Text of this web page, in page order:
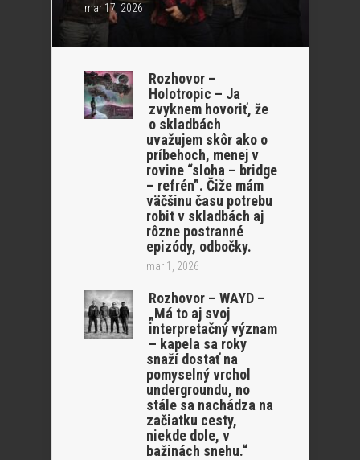
mar 17, 2026
Rozhovor –
Holotropic – Ja
zvyknem hovoriť, že
o skladbách
uvažujem skôr ako o
príbehoch, menej v
rovine “sloha – bridge
– refrén”. Čiže mám
väčšinu času potrebu
robit v skladbách aj
rôzne postranné
epizódy, odbočky.
mar 1, 2026
Rozhovor – WAYD –
„Má to aj svoj
interpretačný význam
– kapela sa roky
snaží dostať na
pomyselný vrchol
undergroundu, no
stále sa nachádza na
začiatku cesty,
niekde dole, v
bažinách snehu.“